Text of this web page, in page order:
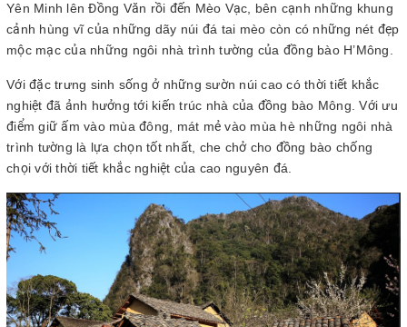
Yên Minh lên Đồng Văn rồi đến Mèo Vạc, bên cạnh những khung
cảnh hùng vĩ của những dãy núi đá tai mèo còn có những nét đẹp
mộc mạc của những ngôi nhà trình tường của đồng bào H’Mông.
Với đặc trưng sinh sống ở những sườn núi cao có thời tiết khắc
nghiệt đã ảnh hưởng tới kiến trúc nhà của đồng bào Mông. Với ưu
điểm giữ ấm vào mùa đông, mát mẻ vào mùa hè những ngôi nhà
trình tường là lựa chọn tốt nhất, che chở cho đồng bào chống
chọi với thời tiết khắc nghiệt của cao nguyên đá.